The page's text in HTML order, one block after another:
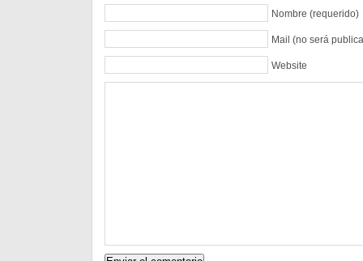
Nombre (requerido)
Mail (no será
Website